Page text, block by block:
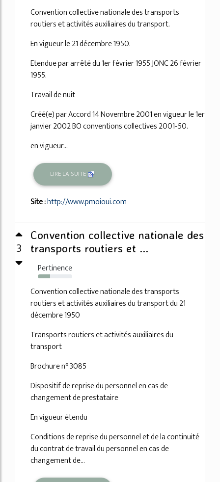
Convention collective nationale des transports
routiers et activités auxiliaires du transport.
En vigueur le 21 décembre 1950.
Etendue par arrêté du 1er février 1955 JONC 26 février
1955.
Travail de nuit
Créé(e) par Accord 14 Novembre 2001 en vigueur le 1er
janvier 2002 BO conventions collectives 2001-50.
en vigueur...
LIRE LA SUITE
Site :http://www.pmoioui.com
3
Convention collective nationale des
transports routiers et ...
Pertinence
36%
Convention collective nationale des transports
routiers et activités auxiliaires du transport du 21
décembre 1950
Transports routiers et activités auxiliaires du
transport
Brochure n° 3085
Dispositif de reprise du personnel en cas de
changement de prestataire
En vigueur étendu
Conditions de reprise du personnel et de la continuité
du contrat de travail du personnel en cas de
changement de...